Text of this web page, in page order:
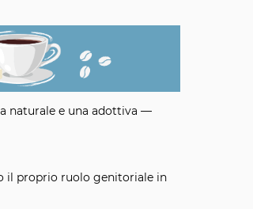
naturale e una adottiva —
il proprio ruolo genitoriale in